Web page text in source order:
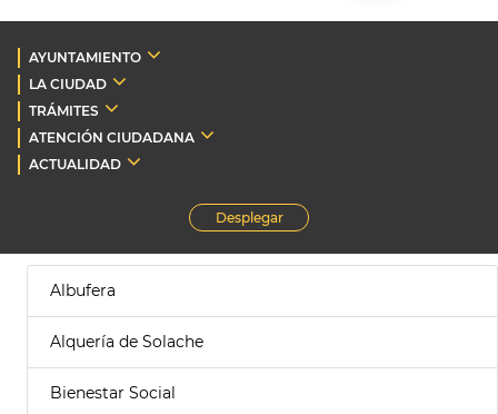
AYUNTAMIENTO
LA CIUDAD
TRÁMITES
ATENCIÓN CIUDADANA
ACTUALIDAD
Desplegar
Albufera
Alquería de Solache
Bienestar Social